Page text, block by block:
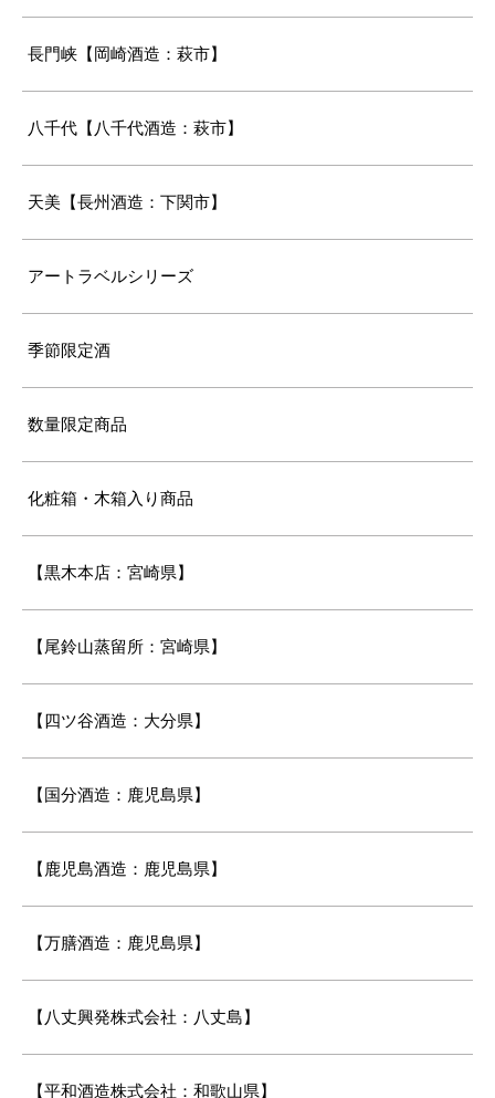
長門峡【岡崎酒造：萩市】
八千代【八千代酒造：萩市】
天美【長州酒造：下関市】
アートラベルシリーズ
季節限定酒
数量限定商品
化粧箱・木箱入り商品
【黒木本店：宮崎県】
【尾鈴山蒸留所：宮崎県】
【四ツ谷酒造：大分県】
【国分酒造：鹿児島県】
【鹿児島酒造：鹿児島県】
【万膳酒造：鹿児島県】
【八丈興発株式会社：八丈島】
【平和酒造株式会社：和歌山県】